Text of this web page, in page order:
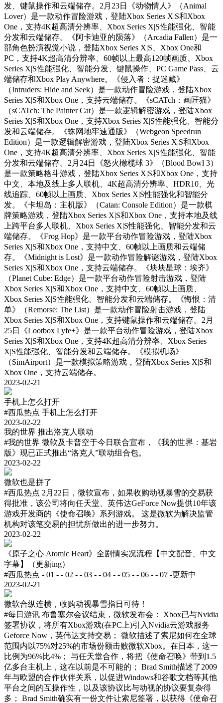
发、键鼠操作和云端储存。2月23日《动物情人》（Animal
Lover）是一款动作冒险游戏，登陆Xbox Series X|S和Xbox
One，支持4K超高清分辨率、Xbox Series X|S性能强化、智能
分发和云端储存。《阿卡迪亚的陨落》（Arcadia Fallen）是一
部角色扮演视觉小说，登陆Xbox Series X|S、Xbox One和
PC，支持4K超高清分辨率、60帧以上最高120帧画质、Xbox
Series X|S性能强化、智能分发、键鼠操作、PC Game Pass、云
端储存和Xbox Play Anywhere。《侵入者：捉迷藏》
（Intruders: Hide and Seek）是一款动作冒险游戏，登陆Xbox
Series X|S和Xbox One，支持云端储存。《sCATch：画匠猫》
（sCATch: The Painter Cat）是一款逻辑解密游戏，登陆Xbox
Series X|S和Xbox One，支持Xbox Series X|S性能强化、智能分
发和云端储存。《蛛网地牢速通版》（Webgeon Speedrun
Edition）是一款逻辑解密游戏，登陆Xbox Series X|S和Xbox
One，支持4K超高清分辨率、Xbox Series X|S性能强化、智能
分发和云端储存。2月24日《怒火橄榄球 3》（Blood Bowl 3）
是一款策略格斗游戏，登陆Xbox Series X|S和Xbox One，支持
中文、本地及线上多人联机、4K超高清分辨率、HDR10、光
线追踪、60帧以上画质、Xbox Series X|S性能强化和智能分
发。《卡坦岛：主机版》（Catan: Console Edition）是一款棋
牌策略游戏，登陆Xbox Series X|S和Xbox One，支持本地及线
上跨平台多人联机、Xbox Series X|S性能强化、智能分发和云
端储存。《Frog Hop》是一款平台动作冒险游戏，登陆Xbox
Series X|S和Xbox One，支持中文、60帧以上画质和云端储
存。《Midnight is Lost》是一款动作冒险解谜游戏，登陆Xbox
Series X|S和Xbox One，支持云端储存。《块块星球：埃齐》
（Planet Cube: Edge）是一款平台动作冒险射击游戏，登陆
Xbox Series X|S和Xbox One，支持中文、60帧以上画质、
Xbox Series X|S性能强化、智能分发和云端储存。《悔恨：清
单》（Remorse: The List）是一款动作冒险射击游戏，登陆
Xbox Series X|S和Xbox One，支持键鼠操作和云端储存。2月
25日《Lootbox Lyfe+》是一款平台动作冒险游戏，登陆Xbox
Series X|S和Xbox One，支持4K超高清分辨率、Xbox Series
X|S性能强化、智能分发和云端储存。《模拟机场》
（SimAirport）是一款模拟策略游戏，登陆Xbox Series X|S和
Xbox One，支持云端储存。
2023-02-21
手机上怎么打开
#西瓜热点 手机上怎么打开
2023-02-22
我的世界 推出洛克人联动
#我的世界 微软及卡普空于今日联合宣布，《我的世界：基岩
版》现已正式推出“洛克人”联动组合包。
2023-02-22
微软也是拼了
#西瓜热点 2月22日，微软宣布，如果收购动视暴雪的交易获
得批准，该公司将向任天堂、英伟达GeForce Now提供10年该
游戏开发商的《使命召唤》系列游戏。 这是微软为解决监管
机构对该笔交易的担忧所做出的进一步努力。
2023-02-22
《原子之心 Atomic Heart》全剧情实况流程【中文配音、中文
字幕】（更新ing）
#西瓜热点 - 01 - - 02 - - 03 - - 04 - - 05 - - 06 - - 07 -更新中
2023-02-21
微软合纵连横，收购动视暴雪指日可待！
#每日游讯 布鲁塞尔会议结束，微软发布会： Xbox已与Nvidia
签署协议，将所有Xbox游戏(在PC上)引入Nvidia云游戏服务
Geforce Now，英伟达支持交易； 微软描述了索尼如何在全球
范围内以75%对25%的市场份额击败微软Xbox。在日本，这一
比例为96%比4%； 与任天堂合作，将把《使命召唤》带到1.5
亿多台主机上，这在以前是不可能的； Brad Smith描述了2009
年与欧盟的合作伙伴关系，以促进Windows和谷歌文档等其他
平台之间的互操作性，以及该协议比与动视的协议要复杂得
多； Brad Smith确实有一份文件让索尼签署，以获得《使命召